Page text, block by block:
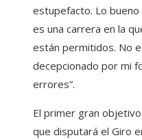
estupefacto. Lo bueno
es una carrera en la
están permitidos. No
decepcionado por mi
errores”.
El primer gran
que disputará el Giro